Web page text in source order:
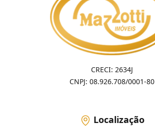
CRECI: 2634J
CNPJ: 08.926.708/0001-80
Localização